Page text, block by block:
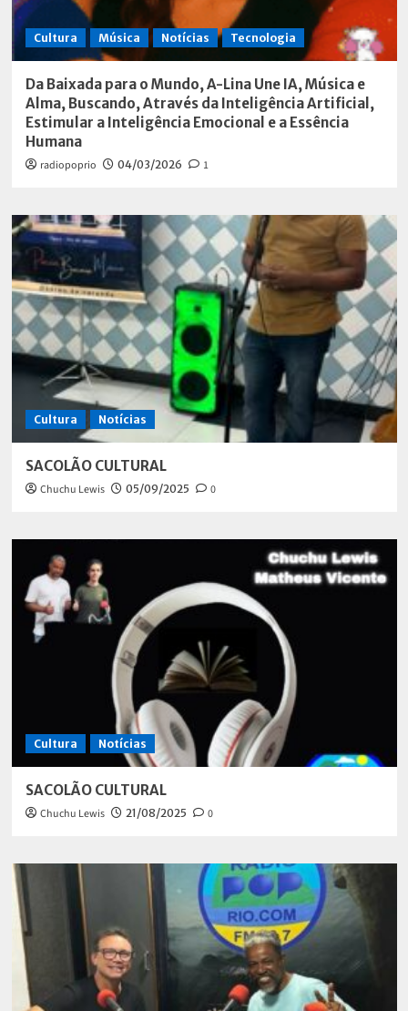
Cultura Música Notícias Tecnologia
Da Baixada para o Mundo, A-Lina Une IA, Música e
Alma, Buscando, Através da Inteligência Artificial,
Estimular a Inteligência Emocional e a Essência
Humana
radiopoprio 04/03/2026 1
Cultura Notícias
SACOLÃO CULTURAL
Chuchu Lewis 05/09/2025 0
Cultura Notícias
SACOLÃO CULTURAL
Chuchu Lewis 21/08/2025 0